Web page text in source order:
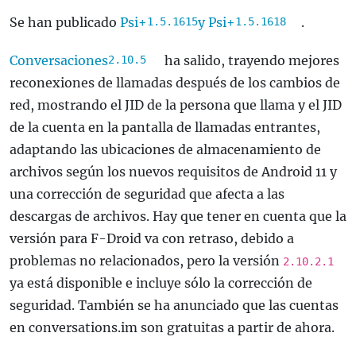
Se han publicado Psi+1.5.1615y Psi+1.5.1618 .
Conversaciones2.10.5
ha salido, trayendo mejores
reconexiones de llamadas después de los cambios de
red, mostrando el JID de la persona que llama y el JID
de la cuenta en la pantalla de llamadas entrantes,
adaptando las ubicaciones de almacenamiento de
archivos según los nuevos requisitos de Android 11 y
una corrección de seguridad que afecta a las
descargas de archivos. Hay que tener en cuenta que la
versión para F-Droid va con retraso, debido a
problemas no relacionados, pero la versión 2.10.2.1
ya está disponible e incluye sólo la corrección de
seguridad. También se ha anunciado que las cuentas
en conversations.im son gratuitas a partir de ahora.